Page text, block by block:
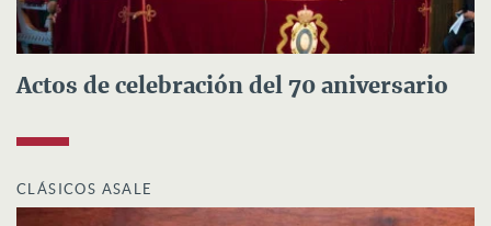
Actos de celebración del 70 aniversario
CLÁSICOS ASALE